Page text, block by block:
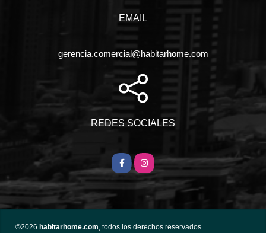
EMAIL
gerencia.comercial@habitarhome.com
REDES SOCIALES
FacebookInstagram
©2026 habitarhome.com, todos los derechos reservados.